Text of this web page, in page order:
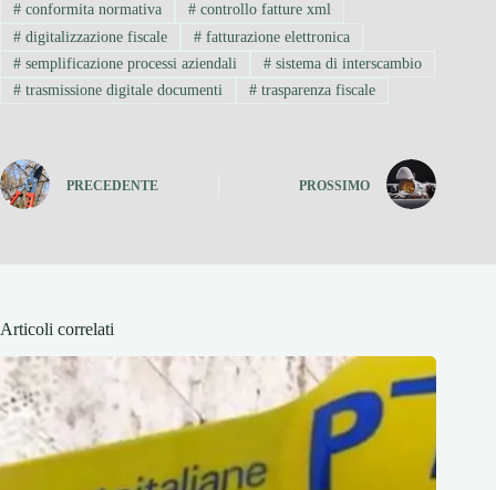
#conformita normativa #controllo fatture xml
#digitalizzazione fiscale #fatturazione elettronica
#semplificazione processi aziendali #sistema di interscambio
#trasmissione digitale documenti #trasparenza fiscale
PRECEDENTE PROSSIMO
Articoli correlati